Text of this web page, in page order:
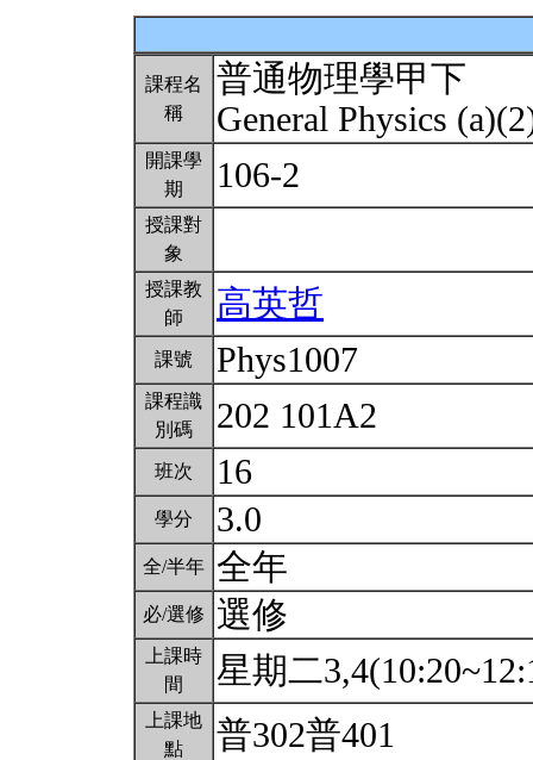
課程名
稱
普通物理學甲下
General Physics
開課學
期
106-2
授課對
象
授課教
師
高英哲
課號 Phys1007
課程識
別碼
202 101A2
班次 16
學分 3.0
全/半年 全年
必/選修 選修
上課時
間
星期二
上課地
點
普302普401